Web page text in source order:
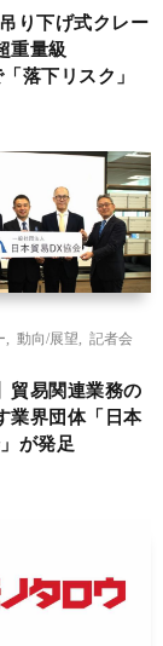
り下げ式クレー
重量級
落下リスク」
動向/展望
記者会
貿易関連業務の
業界団体「日本
が発足